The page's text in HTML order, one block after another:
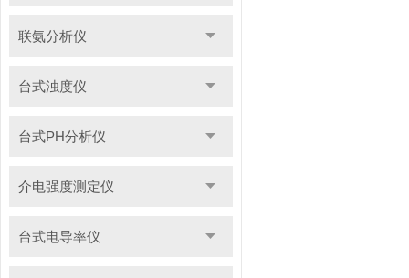
联氨分析仪
台式浊度仪
台式PH分析仪
介电强度测定仪
台式电导率仪